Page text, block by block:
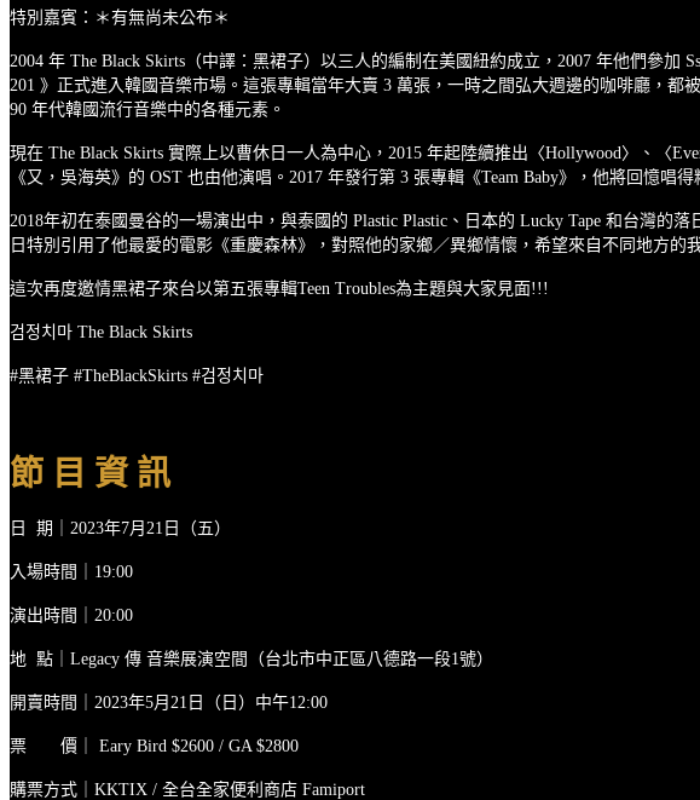
特別嘉賓：＊有無尚未公布＊
2004 年 The Black Skirts（中譯：黑裙子）以三人的編制在美國紐約成立，2007 年他們參加
201 》正式進入韓國音樂市場。這張專輯當年大賣 3 萬張，一時之間弘大週邊的咖啡廳，
90 年代韓國流行音樂中的各種元素。
現在 The Black Skirts 實際上以曹休日一人為中心，2015 年起陸續推出〈Hollywood〉、〈
《又，吳海英》的 OST 也由他演唱。2017 年發行第 3 張專輯《Team Baby》，他將回憶唱
2018年初在泰國曼谷的一場演出中，與泰國的 Plastic Plastic、日本的 Lucky Tape 和台灣
日特別引用了他最愛的電影《重慶森林》，對照他的家鄉／異鄉情懷，希望來自不同地方的
這次再度邀情黑裙子來台以第五張專輯Teen Troubles為主題與大家見面!!!
검정치마 The Black Skirts
#黑裙子 #TheBlackSkirts #검정치마
節 目 資 訊
日 期｜2023年7月21日（五）
入場時間｜19:00
演出時間｜20:00
地 點｜Legacy 傳 音樂展演空間（台北市中正區八德路一段1號）
開賣時間｜2023年5月21日（日）中午12:00
票 價｜ Eary Bird $2600 / GA $2800
購票方式｜KKTIX / 全台全家便利商店 Famiport